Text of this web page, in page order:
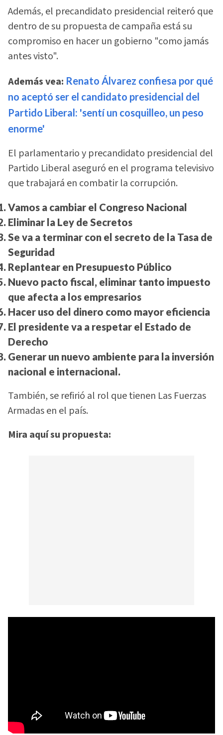
Además, el precandidato presidencial reiteró que
dentro de su propuesta de campaña está su
compromiso en hacer un gobierno "como jamás
antes visto".
Además vea: Renato Álvarez confiesa por qué
no aceptó ser el candidato presidencial del
Partido Liberal: 'sentí un cosquilleo, un peso
enorme'
El parlamentario y precandidato presidencial del
Partido Liberal aseguró en el programa televisivo
que trabajará en combatir la corrupción.
Vamos a cambiar el Congreso Nacional
Eliminar la Ley de Secretos
Se va a terminar con el secreto de la Tasa de
Seguridad
Replantear en Presupuesto Público
Nuevo pacto fiscal, eliminar tanto impuesto
que afecta a los empresarios
Hacer uso del dinero como mayor eficiencia
El presidente va a respetar el Estado de
Derecho
Generar un nuevo ambiente para la inversión
nacional e internacional.
También, se refirió al rol que tienen Las Fuerzas
Armadas en el país.
Mira aquí su propuesta: